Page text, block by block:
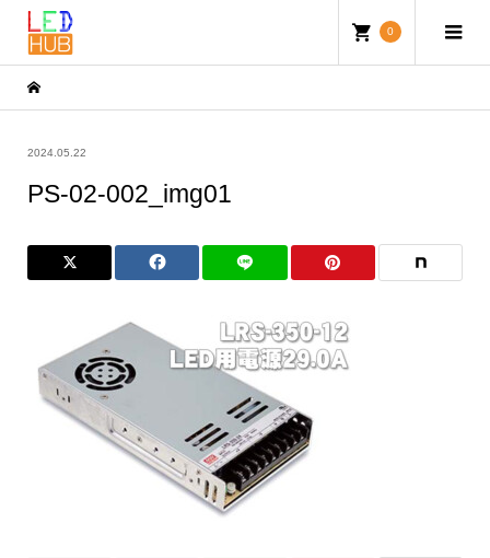
0
2024.05.22
PS-02-002_img01